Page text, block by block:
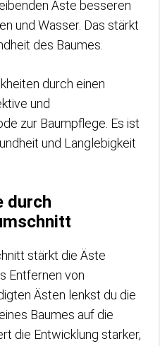
Äste besseren
und Wasser. Das stärkt
des Baumes.
durch einen
und
zur Baumpflege. Es ist
und Langlebigkeit
durch
stärkt die Äste
Entfernen von
Ästen lenkst du die
Baumes auf die
die Entwicklung starker,